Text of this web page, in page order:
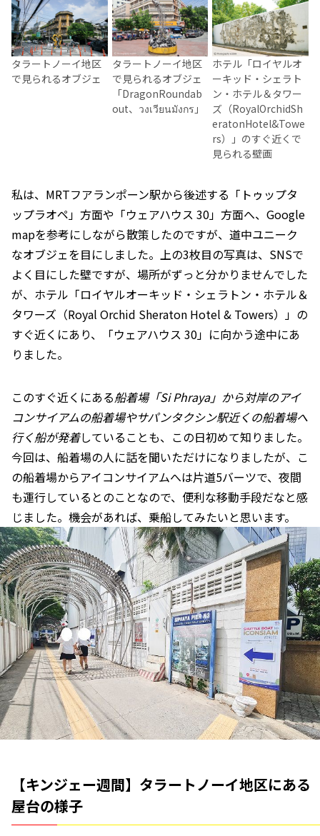
タラートノーイ地区
で見られるオブジェ
タラートノーイ地区
で見られるオブジェ
「DragonRoundab
out、วงเวียนมังกร」
ホテル「ロイヤルオ
ーキッド・シェラト
ン・ホテル＆タワー
ズ（RoyalOrchidSh
eratonHotel&Towe
rs）」のすぐ近くで
見られる壁画
私は、MRTフアランポーン駅から後述する「トゥップタ
ップラオペ」方面や「ウェアハウス 30」方面へ、Google
mapを参考にしながら散策したのですが、道中ユニーク
なオブジェを目にしました。上の3枚目の写真は、SNSで
よく目にした壁ですが、場所がずっと分かりませんでした
が、ホテル「ロイヤルオーキッド・シェラトン・ホテル＆
タワーズ（Royal Orchid Sheraton Hotel & Towers）」の
すぐ近くにあり、「ウェアハウス 30」に向かう途中にあ
りました。
このすぐ近くにある船着場「Si Phraya」から対岸のアイ
コンサイアムの船着場やサパンタクシン駅近くの船着場へ
行く船が発着していることも、この日初めて知りました。
今回は、船着場の人に話を聞いただけになりましたが、こ
の船着場からアイコンサイアムへは片道5バーツで、夜間
も運行しているとのことなので、便利な移動手段だなと感
じました。機会があれば、乗船してみたいと思います。
【キンジェー週間】タラートノーイ地区にある
屋台の様子